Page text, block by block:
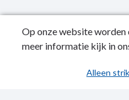
Publicatiedatum: 02-06-
Op onze website
meer informatie kijk in
Alleen